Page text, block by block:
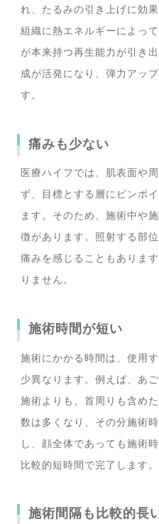
れ、たるみの引き上げに効
組織に熱エネルギーによっ
が本来持つ再生能力が引き
成が活発になり、弾力アッ
す。
痛みも少ない
医療ハイフでは、肌表面や
ず、目標とする層にピンポ
ます。そのため、施術中や
徴があります。照射する部
痛みを感じることもありま
りません。
施術時間が短い
施術にかかる時間は、使用
少異なります。例えば、あ
施術よりも、首周りも含め
数は多くなり、その分施術
し、顔全体であっても施術
比較的短時間で完了します。
施術間隔も比較的長